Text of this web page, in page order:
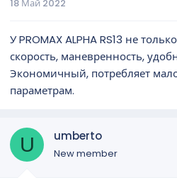
18 Май 2022
У PROMAX ALPHA RS13 не
скорость, маневренность,
Экономичный, потребляет
параметрам.
U umberto
New member